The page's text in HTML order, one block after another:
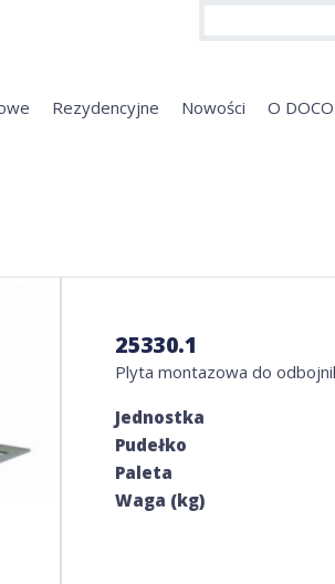
Rezydencyjne Nowości O DOCO
25330.1
Plyta montazowa do
Jednostka
Pudełko
Paleta
Waga (kg)